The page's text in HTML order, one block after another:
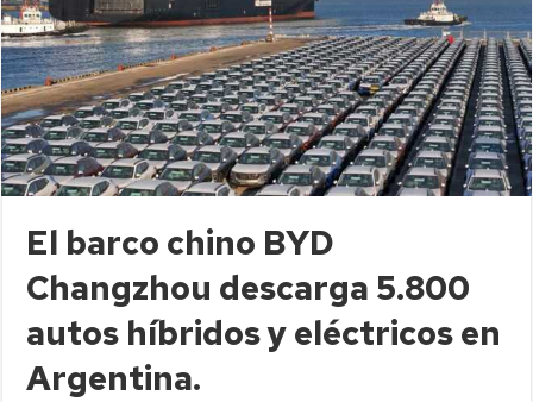
El barco chino BYD
Changzhou descarga 5.800
autos híbridos y eléctricos en
Argentina.